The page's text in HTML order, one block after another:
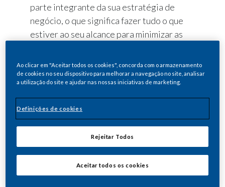
parte integrante da sua estratégia de
negócio, o que significa fazer tudo o que
estiver ao seu alcance para minimizar as
atividade, que começa no produto e
prossegue ao longo de toda a cadeia de
valor.
Ao clicar em "Aceitar todos os cookies", concorda com o armazenamento
de cookies no seu dispositivo para melhorar a navegação no site, analisar
a utilização do site e ajudar nas nossas iniciativas de marketing.
Definições de cookies
Rejeitar Todos
Aceitar todos os cookies